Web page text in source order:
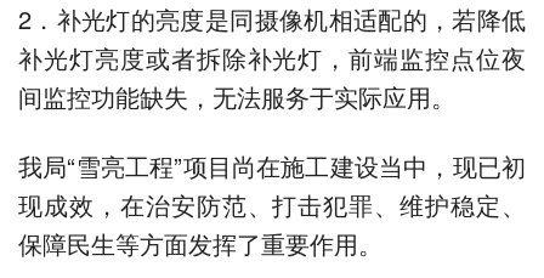
2．补光灯的亮度是同摄像机相适配的，若降低
补光灯亮度或者拆除补光灯，前端监控点位夜
间监控功能缺失，无法服务于实际应用。
我局“雪亮工程”项目尚在施工建设当中，现已初
现成效，在治安防范、打击犯罪、维护稳定、
保障民生等方面发挥了重要作用。